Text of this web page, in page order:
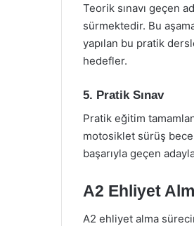
Teorik sınavı geçen
sürmektedir. Bu
yapılan bu pratik
hedefler.
5. Pratik Sınav
Pratik eğitim
motosiklet sürüş
başarıyla geçen
A2 Ehliyet
A2 ehliyet alma